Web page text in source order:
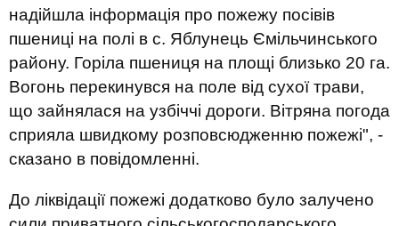
надійшла інформація про пожежу посівів
пшениці на полі в с. Яблунець Ємільчинського
району. Горіла пшениця на площі близько 20 га.
Вогонь перекинувся на поле від сухої трави,
що зайнялася на узбіччі дороги. Вітряна погода
сприяла швидкому розповсюдженню пожежі", -
сказано в повідомленні.
До ліквідації пожежі додатково було залучено